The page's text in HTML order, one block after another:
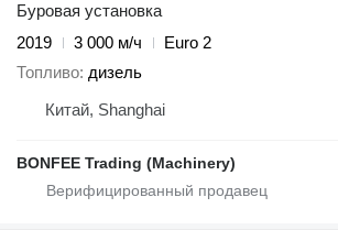
Буровая установка
2019
3 000 м/ч
Euro 2
Топливо дизель
Китай, Shanghai
BONFEE Trading (Machinery)